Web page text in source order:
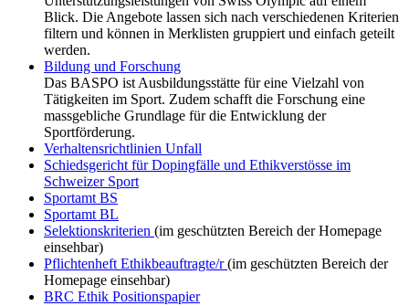
Blick. Die Angebote lassen sich nach verschiedenen Kriterien
filtern und können in Merklisten gruppiert und einfach geteilt
werden.
Bildung und Forschung
Das BASPO ist Ausbildungsstätte für eine Vielzahl von
Tätigkeiten im Sport. Zudem schafft die Forschung eine
massgebliche Grundlage für die Entwicklung der
Sportförderung.
Verhaltensrichtlinien Unfall
Schiedsgericht für Dopingfälle und Ethikverstösse im
Schweizer Sport
Sportamt BS
Sportamt BL
Selektionskriterien (im geschützten Bereich der Homepage
einsehbar)
Pflichtenheft Ethikbeauftragte/r(im geschützten Bereich der
Homepage einsehbar)
BRC Ethik Positionspapier